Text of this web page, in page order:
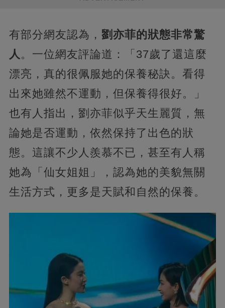
有部分網友認為， 劉亦菲的狀態非常驚
人 。一位網友評論道：「37歲了還這麼
漂亮，真的很佩服她的保養秘訣。看得
出來她雖然不運動，但保養得很好。」
也有人指出，劉亦菲似乎天生麗質，無
論她是否運動，依然保持了出色的狀
態。這讓不少人羨慕不已，甚至有人稱
她為「仙女姐姐」，認為她的美貌無關
生活方式，更多是天賦和自然的保養。